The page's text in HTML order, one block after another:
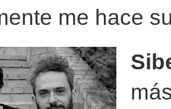
me hace